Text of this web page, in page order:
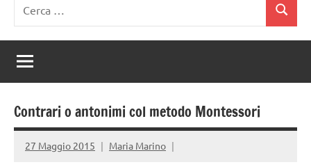
per:
Cerca
Contrari o antonimi col metodo Montessori
27 Maggio 2015 Maria Marino